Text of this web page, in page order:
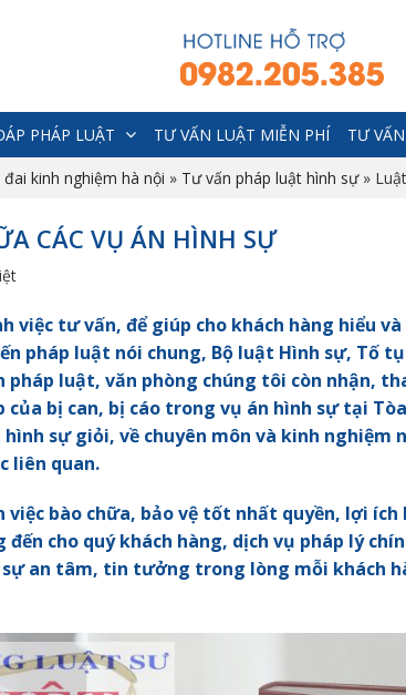
PHÁP LUẬT TƯ VẤN LUẬT MIỄN PHÍ TƯ
kinh nghiệm hà nội » Tư vấn pháp luật hình sự»
CÁC VỤ ÁN HÌNH SỰ
việc tư vấn, để giúp cho khách hàng hiểu
pháp luật nói chung, Bộ luật Hình sự, Tố
pháp luật, văn phòng chúng tôi còn nhận,
của bị can, bị cáo trong vụ án hình sự tại
sự giỏi, về chuyên môn và kinh nghiệm
liên quan.
bào chữa, bảo vệ tốt nhất quyền, lợi ích
đến cho quý khách hàng, dịch vụ pháp lý
an tâm, tin tưởng trong lòng mỗi khách